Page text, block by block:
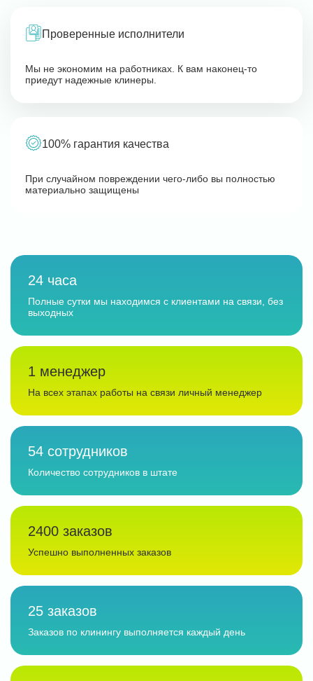
Проверенные исполнители
Мы не экономим на работниках. К вам наконец-то
приедут надежные клинеры.
100% гарантия качества
При случайном повреждении чего-либо вы полностью
материально защищены
24 часа
Полные сутки мы находимся с клиентами на связи, без
выходных
1 менеджер
На всех этапах работы на связи личный менеджер
54 сотрудников
Количество сотрудников в штате
2400 заказов
Успешно выполненных заказов
25 заказов
Заказов по клинингу выполняется каждый день